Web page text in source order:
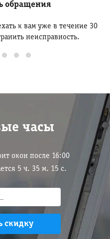
обращения
к вам уже в течение 30
неисправность.
часы
окон после 16:00
5 ч. 35 м. 14 с.